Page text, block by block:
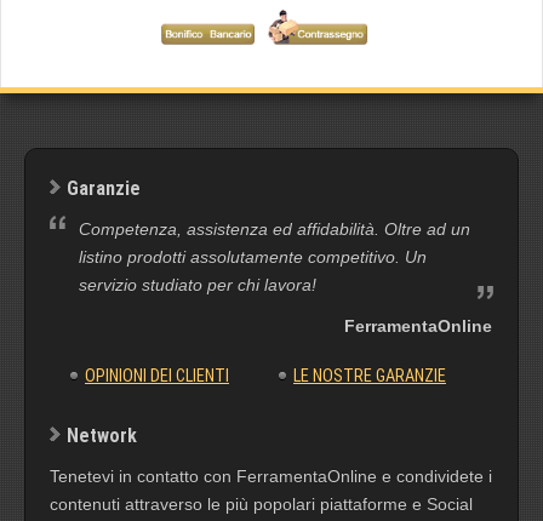
Garanzie
Competenza, assistenza ed affidabilità. Oltre ad un
listino prodotti assolutamente competitivo. Un
servizio studiato per chi lavora!
FerramentaOnline
OPINIONI DEI CLIENTI LE NOSTRE GARANZIE
Network
Tenetevi in contatto con FerramentaOnline e condividete i
contenuti attraverso le più popolari piattaforme e Social